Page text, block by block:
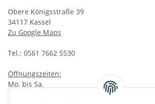
Obere Königsstraße 39
34117 Kassel
Zu Google Maps
Tel.: 0561 7662 5530
Öffnungszeiten:
Mo. bis Sa.